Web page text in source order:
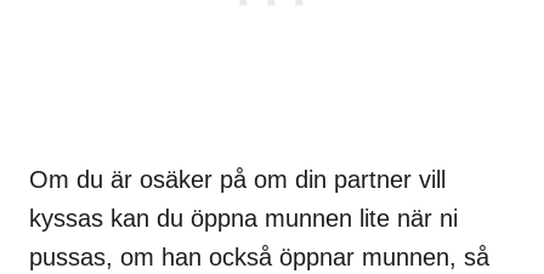
Om du är osäker på om din partner vill
kyssas kan du öppna munnen lite när ni
pussas, om han också öppnar munnen, så